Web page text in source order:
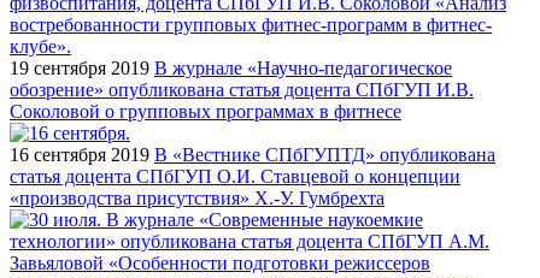
19 сентября 2019 В журнале «Научно-педагогическое
обозрение» опубликована статья доцента СПбГУП И.В.
Соколовой о групповых программах в фитнесе
16 сентября 2019 В «Вестнике СПбГУПТД» опубликована
статья доцента СПбГУП О.И. Ставцевой о концепции
«производства присутствия» Х.-У. Гумбрехта